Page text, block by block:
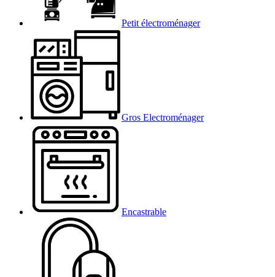
Petit électroménager
Gros Electroménager
Encastrable